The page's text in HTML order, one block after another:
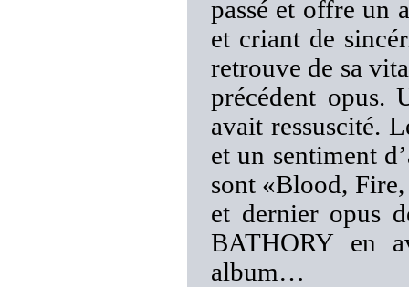
passé et offre un
et criant de
retrouve de sa
précédent opus.
avait ressuscité.
et un sentiment
sont «Blood,
et dernier opus
BATHORY en
album…